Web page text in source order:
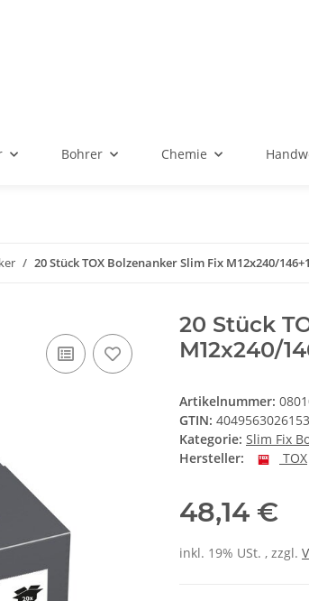
Bohrer Chemie
20 Stück TOX Bolzenanker Slim Fix M12x240/
20 Stück
M12x240/
Artikelnummer:
GTIN: 4049563026153
Kategorie: Slim Fix
Hersteller:
TOX
48,14 €
inkl. 19% USt. , zzgl.